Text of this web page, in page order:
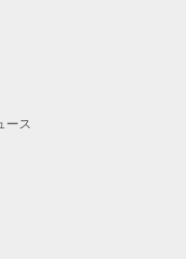
ース